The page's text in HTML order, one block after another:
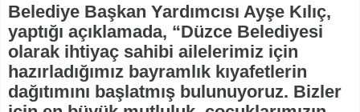
Belediye Başkan Yardımcısı Ayşe Kılıç,
yaptığı açıklamada, “Düzce Belediyesi
olarak ihtiyaç sahibi ailelerimiz için
hazırladığımız bayramlık kıyafetlerin
dağıtımını başlatmış bulunuyoruz. Bizler